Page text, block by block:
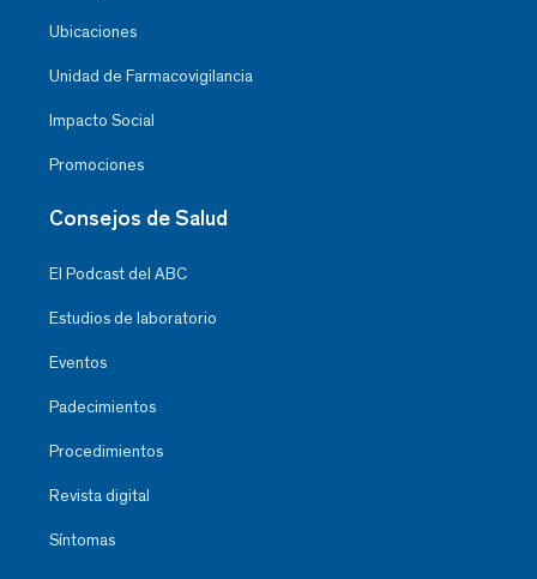
Ubicaciones
Unidad de Farmacovigilancia
Impacto Social
Promociones
Consejos de Salud
El Podcast del ABC
Estudios de laboratorio
Eventos
Padecimientos
Procedimientos
Revista digital
Síntomas